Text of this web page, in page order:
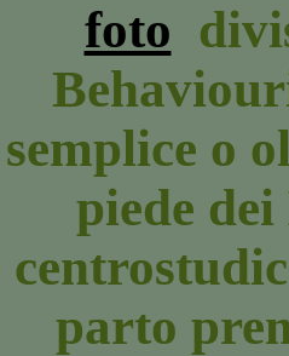
foto
semplice o
piede
parto